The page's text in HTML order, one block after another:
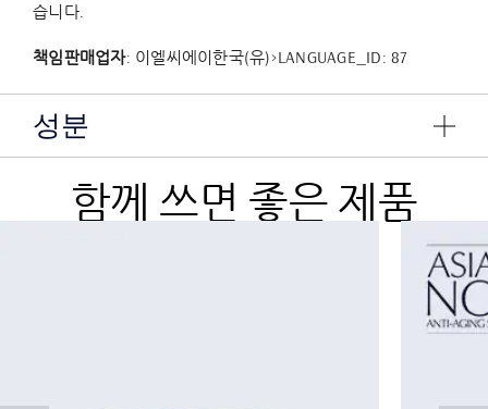
습니다.
책임판매업자: 이엘씨에이한국(유)>LANGUAGE_ID: 87
성분
함께 쓰면 좋은 제품